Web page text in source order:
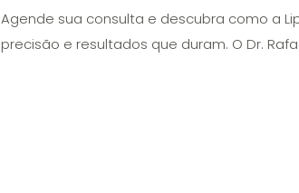
Agende sua consulta e descubra como a
precisão e resultados que duram. O Dr.